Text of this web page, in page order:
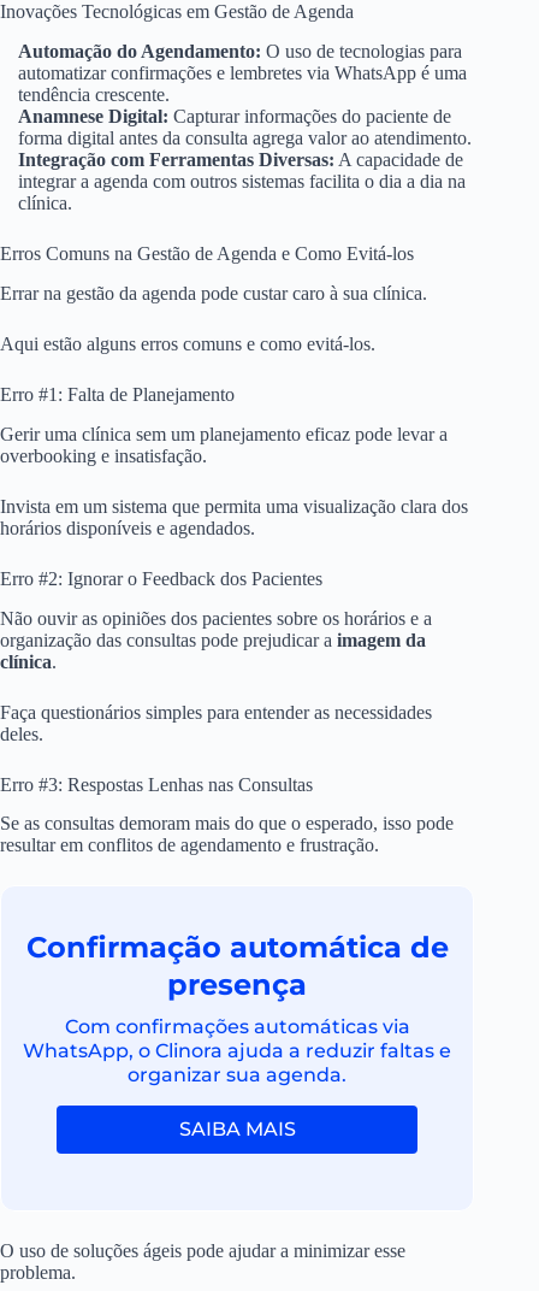
Inovações Tecnológicas em Gestão de Agenda
Automação do Agendamento: O uso de tecnologias para
automatizar confirmações e lembretes via WhatsApp é uma
tendência crescente.
Anamnese Digital: Capturar informações do paciente de
forma digital antes da consulta agrega valor ao atendimento.
Integração com Ferramentas Diversas: A capacidade de
integrar a agenda com outros sistemas facilita o dia a dia na
clínica.
Erros Comuns na Gestão de Agenda e Como Evitá-los
Errar na gestão da agenda pode custar caro à sua clínica.
Aqui estão alguns erros comuns e como evitá-los.
Erro #1: Falta de Planejamento
Gerir uma clínica sem um planejamento eficaz pode levar a
overbooking e insatisfação.
Invista em um sistema que permita uma visualização clara dos
horários disponíveis e agendados.
Erro #2: Ignorar o Feedback dos Pacientes
Não ouvir as opiniões dos pacientes sobre os horários e a
organização das consultas pode prejudicar a imagem da
clínica.
Faça questionários simples para entender as necessidades
deles.
Erro #3: Respostas Lenhas nas Consultas
Se as consultas demoram mais do que o esperado, isso pode
resultar em conflitos de agendamento e frustração.
Confirmação automática de
presença
Com confirmações automáticas via
WhatsApp, o Clinora ajuda a reduzir faltas e
organizar sua agenda.
SAIBA MAIS
O uso de soluções ágeis pode ajudar a minimizar esse
problema.